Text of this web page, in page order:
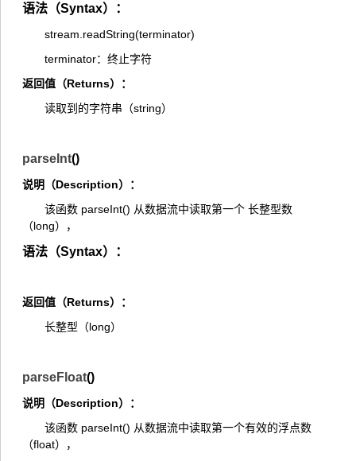
语法（Syntax）：
stream.readString(terminator)
terminator：终止字符
返回值（Returns）：
读取到的字符串（string）
parseInt()
说明（Description）：
该函数 parseInt() 从数据流中读取第一个 长整型数
（long），
语法（Syntax）：
返回值（Returns）：
长整型（long）
parseFloat()
说明（Description）：
该函数 parseInt() 从数据流中读取第一个有效的浮点数
（float），